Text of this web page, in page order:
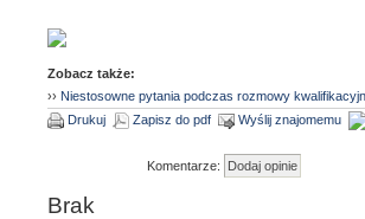
Zobacz także:
›› Niestosowne pytania podczas rozmowy
Drukuj
Zapisz do pdf Wyślij znajomemu
Komentarze:
Brak